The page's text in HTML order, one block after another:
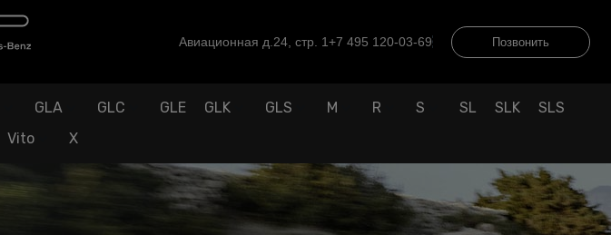
Авиационная д.24, стр. 1+7 495 120-03-69 Позвонить
GLA GLC GLE GLK GLS M R S SL SLK
SLS
Vito X